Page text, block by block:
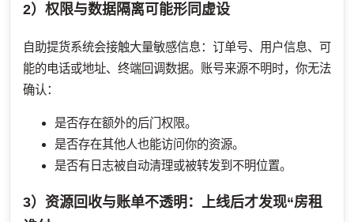
2）权限与数据隔离可能形同虚设
自助提货系统会接触大量敏感信息：订单号、用户信息、可
能的电话或地址、终端回调数据。账号来源不明时，你无法
确认：
是否存在额外的后门权限。
是否存在其他人也能访问你的资源。
是否有日志被自动清理或被转发到不明位置。
3）资源回收与账单不透明：上线后才发现“房租